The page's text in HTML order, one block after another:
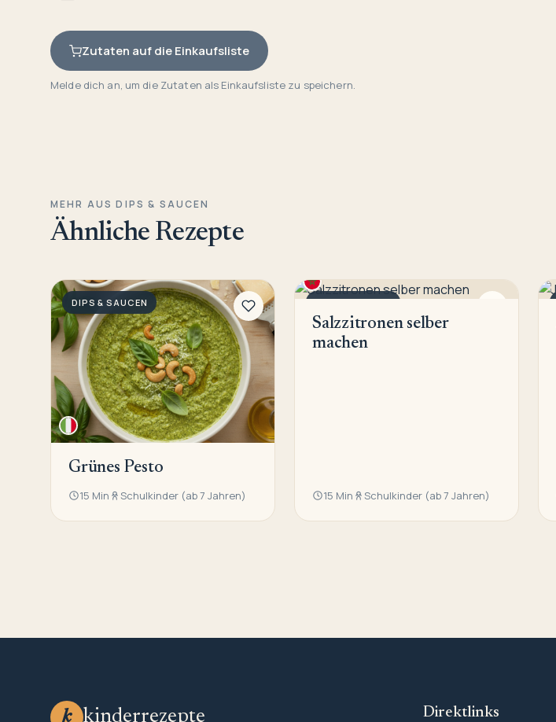
Zutaten auf die Einkaufsliste
Melde dich an, um die Zutaten als Einkaufsliste zu speichern.
MEHR AUS DIPS & SAUCEN
Ähnliche Rezepte
DIPS & SAUCEN
Grünes Pesto
15 Min Schulkinder (ab 7 Jahren)
DIPS & SAUCEN
Salzzitronen selber
machen
15 Min Schulkinder (ab 7 Jahren)
k kinderrezepte Direktlinks